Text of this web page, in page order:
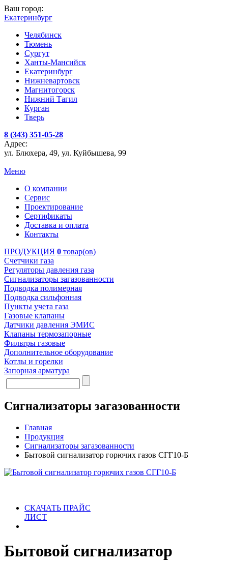
Ваш город:
Екатеринбург
Челябинск
Тюмень
Сургут
Ханты-Мансийск
Екатеринбург
Нижневартовск
Магнитогорск
Нижний Тагил
Курган
Тверь
8 (343) 351-05-28
Адрес:
ул. Блюхера, 49, ул. Куйбышева, 99
Меню
О компании
Сервис
Проектирование
Сертификаты
Доставка и оплата
Контакты
ПРОДУКЦИЯ 0 товар(ов)
Счетчики газа
Регуляторы давления газа
Сигнализаторы загазованности
Подводка полимерная
Подводка сильфонная
Пункты учета газа
Газовые клапаны
Датчики давления ЭМИС
Клапаны термозапорные
Фильтры газовые
Дополнительное оборудование
Котлы и горелки
Запорная арматура
Сигнализаторы загазованности
Главная
Продукция
Сигнализаторы загазованности
Бытовой сигнализатор горючих газов СГГ10-Б
СКАЧАТЬ ПРАЙС
ЛИСТ
Бытовой сигнализатор